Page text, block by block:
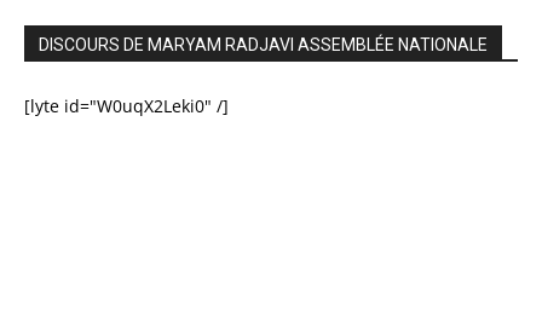
DISCOURS DE MARYAM RADJAVI ASSEMBLÉE NATIONALE
[lyte id="W0uqX2Leki0" /]